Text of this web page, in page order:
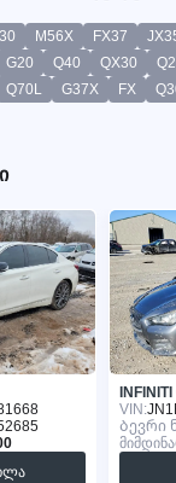
M56X FX37
G20 Q40 QX30
Q70L G37X FX
VIN:
Ბევრი